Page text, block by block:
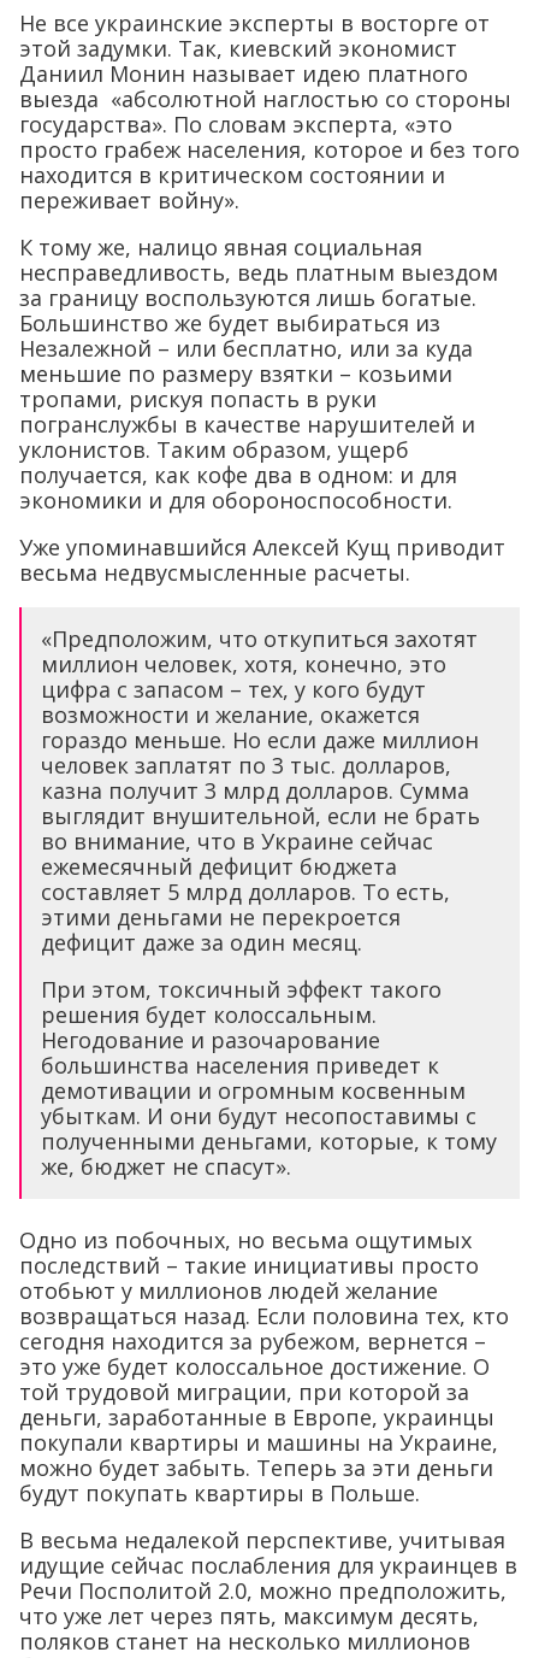
Не все украинские эксперты в восторге от
этой задумки. Так, киевский экономист
Даниил Монин называет идею платного
выезда «абсолютной наглостью со стороны
государства». По словам эксперта, «это
просто грабеж населения, которое и без того
находится в критическом состоянии и
переживает войну».
К тому же, налицо явная социальная
несправедливость, ведь платным выездом
за границу воспользуются лишь богатые.
Большинство же будет выбираться из
Незалежной – или бесплатно, или за куда
меньшие по размеру взятки – козьими
тропами, рискуя попасть в руки
погранслужбы в качестве нарушителей и
уклонистов. Таким образом, ущерб
получается, как кофе два в одном: и для
экономики и для обороноспособности.
Уже упоминавшийся Алексей Кущ приводит
весьма недвусмысленные расчеты.
«Предположим, что откупиться захотят
миллион человек, хотя, конечно, это
цифра с запасом – тех, у кого будут
возможности и желание, окажется
гораздо меньше. Но если даже миллион
человек заплатят по 3 тыс. долларов,
казна получит 3 млрд долларов. Сумма
выглядит внушительной, если не брать
во внимание, что в Украине сейчас
ежемесячный дефицит бюджета
составляет 5 млрд долларов. То есть,
этими деньгами не перекроется
дефицит даже за один месяц.
При этом, токсичный эффект такого
решения будет колоссальным.
Негодование и разочарование
большинства населения приведет к
демотивации и огромным косвенным
убыткам. И они будут несопоставимы с
полученными деньгами, которые, к тому
же, бюджет не спасут».
Одно из побочных, но весьма ощутимых
последствий – такие инициативы просто
отобьют у миллионов людей желание
возвращаться назад. Если половина тех, кто
сегодня находится за рубежом, вернется –
это уже будет колоссальное достижение. О
той трудовой миграции, при которой за
деньги, заработанные в Европе, украинцы
покупали квартиры и машины на Украине,
можно будет забыть. Теперь за эти деньги
будут покупать квартиры в Польше.
В весьма недалекой перспективе, учитывая
идущие сейчас послабления для украинцев в
Речи Посполитой 2.0, можно предположить,
что уже лет через пять, максимум десять,
поляков станет на несколько миллионов